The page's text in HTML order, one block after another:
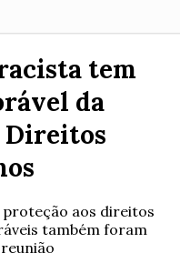
tem
da
Direitos
aos direitos
também foram